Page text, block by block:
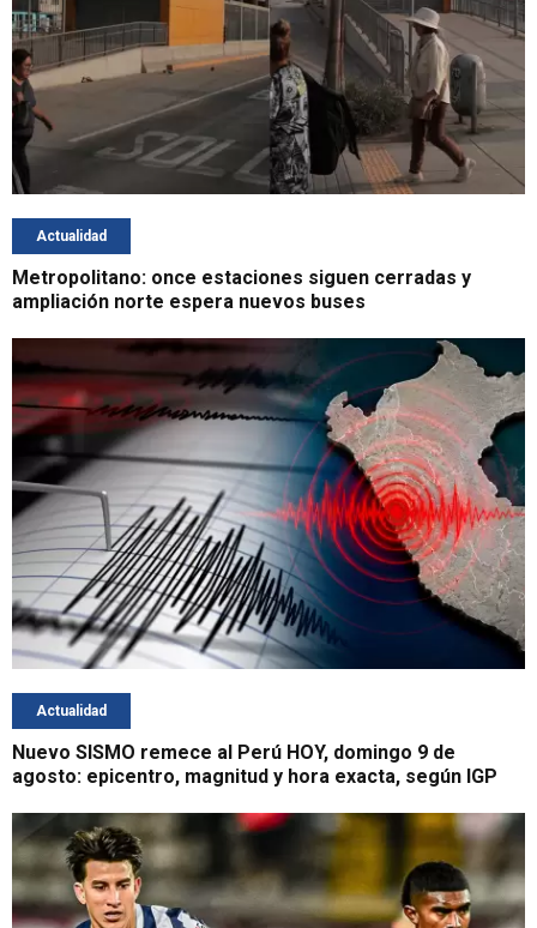
Actualidad
Metropolitano: once estaciones siguen cerradas y
ampliación norte espera nuevos buses
Actualidad
Nuevo SISMO remece al Perú HOY, domingo 9 de
agosto: epicentro, magnitud y hora exacta, según IGP